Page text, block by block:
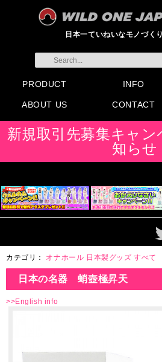
日本一ていねいなモノづくり
PRODUCT
すべてのグッズ
新製品
発売前製品
デンマ
ニップルドーム他
ローター
バイブ
オナホール
ラブドール
サポート
矯正リング
ローション
ラブサプリ
ディルド
アナル
SMグッズ
日本製グッズ
その他グッズ
INFO
製品情報
お知らせ
イベント・展示会
メディア掲載
ABOUT US
会社概要
よくある質問
取り扱い店リスト
CONTACT
お問い合わせ
付属品販売(一般のお
向け)
アイディア募集
新規取引先募集キャ
知らせ
カテゴリ： オナホール 日本製グッズ すべて
日本の名器 蛸壺極昇天
>>English info